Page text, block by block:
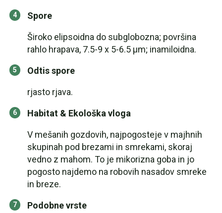
Spore
Široko elipsoidna do subglobozna; površina
rahlo hrapava, 7.5-9 x 5-6.5 µm; inamiloidna.
Odtis spore
rjasto rjava.
Habitat & Ekološka vloga
V mešanih gozdovih, najpogosteje v majhnih
skupinah pod brezami in smrekami, skoraj
vedno z mahom. To je mikorizna goba in jo
pogosto najdemo na robovih nasadov smreke
in breze.
Podobne vrste